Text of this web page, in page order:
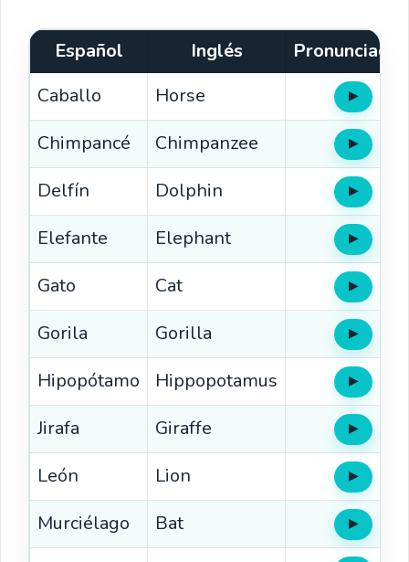
Español Inglés
Caballo
Horse ▶Oír
Chimpancé Chimpanzee ▶Oír
Delfín Dolphin ▶Oír
Elefante Elephant ▶Oír
Gato Cat ▶Oír
Gorila Gorilla ▶Oír
Hipopótamo Hippopotamus ▶Oír
Jirafa Giraffe ▶Oír
León Lion ▶Oír
Murciélago Bat ▶Oír